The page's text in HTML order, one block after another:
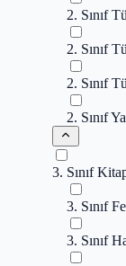
2. Sınıf
2. Sınıf
2. Sınıf
2. Sınıf
3. Sınıf
3. Sınıf
3. Sınıf